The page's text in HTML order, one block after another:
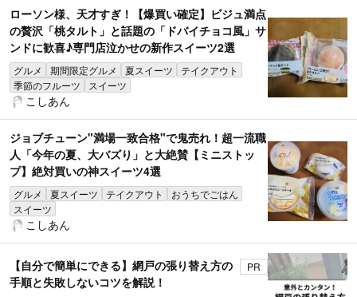
ローソン様、天才すぎ！【爆買い確定】ビジュ満点
の贅沢「桃タルト」と話題の「ドバイチョコ風」サ
ンドに歓喜♪専門店泣かせの新作スイーツ2選
グルメ 期間限定グルメ 夏スイーツ
テイクアウト
季節のフルーツ
スイーツ
こしあん
ジョブチューン"満場一致合格"で鬼売れ！超一流職
人「今年の夏、大バズり」と大絶賛【ミニストッ
プ】絶対買いの神スイーツ4選
グルメ 夏スイーツ テイクアウト
おうちでごはん
スイーツ
こしあん
【自分で簡単にできる】網戸の張り替え方の
手順と失敗しないコツを解説！
PR